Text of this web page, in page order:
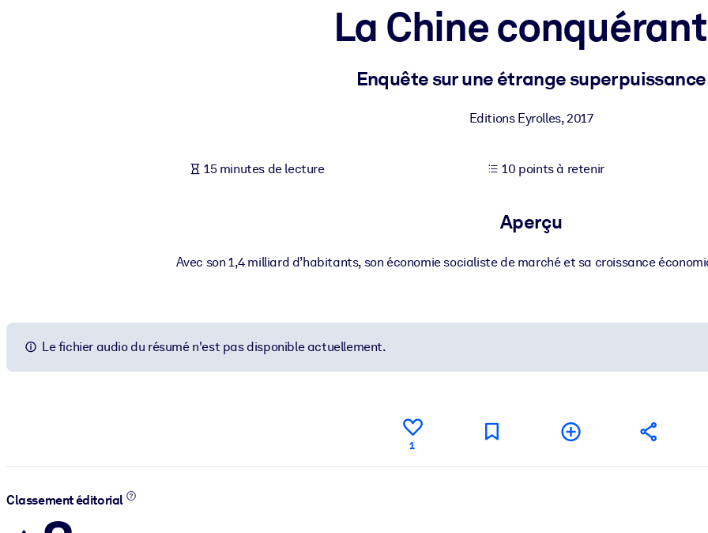
Enrichissez votre bibliothèque d'entreprise avec des connaissances commerciales fiables et prêtes à l'emploi.
Alimentez vos systèmes d'IA avec des connaissances fiables et structurées pour améliorer les résultats.
La Chine
Enquête sur une étrange superpuissance
Editions Eyrolles,2017
15 minutes de lecture 10 points à retenir
Aperçu
Avec son 1,4 milliard d’habitants, son économie socialiste de marché et sa croissance
Le fichier audio du résumé n'est pas disponible actuellement.
1
Classement éditorial